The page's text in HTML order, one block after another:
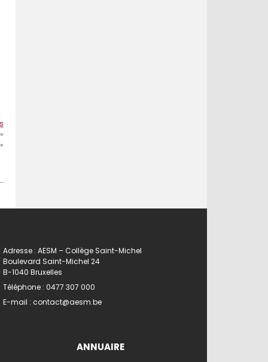
»
»
Adresse : AESM – Collège Saint-Michel
Boulevard Saint-Michel 24
B-1040 Bruxelles
Téléphone : 0477 307 000
E-mail : contact@aesm.be
ANNUAIRE